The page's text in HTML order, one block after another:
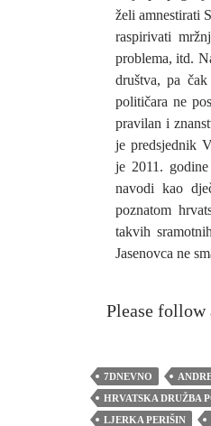
želi amnestirati
raspirivati
problema, itd.
društva, pa
političara ne
pravilan i
je predsjednik
je 2011.
navodi kao
poznatom
takvih
Jasenovca ne
Please follow
7DNEVNO
HRVATSKA DRUŽBA
LJERKA PERIŠIN